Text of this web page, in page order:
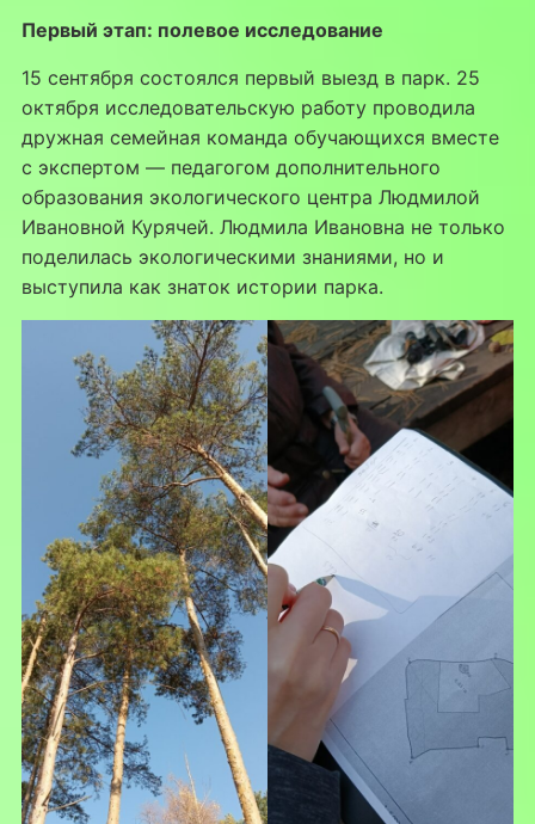
Первый этап: полевое исследование
15 сентября состоялся первый выезд в парк. 25
октября исследовательскую работу проводила
дружная семейная команда обучающихся вместе
с экспертом — педагогом дополнительного
образования экологического центра Людмилой
Ивановной Курячей. Людмила Ивановна не только
поделилась экологическими знаниями, но и
выступила как знаток истории парка.